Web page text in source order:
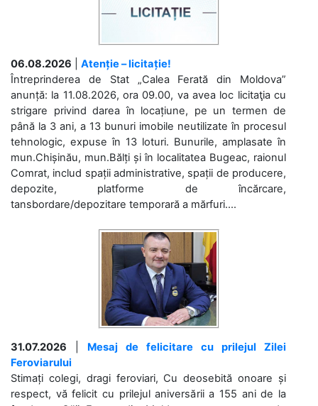
06.08.2026
Atenție – licitație!
Întreprinderea de Stat „Calea Ferată din Moldova”
anunță: la 11.08.2026, ora 09.00, va avea loc licitaţia cu
strigare privind darea în locațiune, pe un termen de
până la 3 ani, a 13 bunuri imobile neutilizate în procesul
tehnologic, expuse în 13 loturi. Bunurile, amplasate în
mun.Chișinău, mun.Bălți și în localitatea Bugeac, raionul
Comrat, includ spații administrative, spații de producere,
depozite, platforme de încărcare,
tansbordare/depozitare temporară a mărfuri....
31.07.2026
Mesaj de felicitare cu prilejul Zilei
Feroviarului
Stimați colegi, dragi feroviari, Cu deosebită onoare și
respect, vă felicit cu prilejul aniversării a 155 ani de la